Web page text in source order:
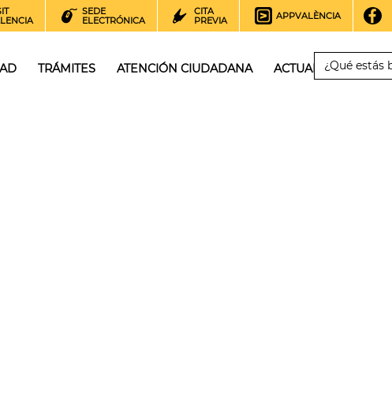
SEDE
ELECTRÓNICA
CITA
PREVIA
APPVALÈNCIA
TRÁMITES ATENCIÓN CIUDADANA ACTUALIDAD